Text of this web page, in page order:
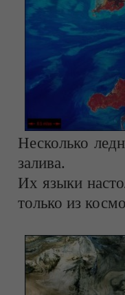
Несколько
залива.
Их языки
только из